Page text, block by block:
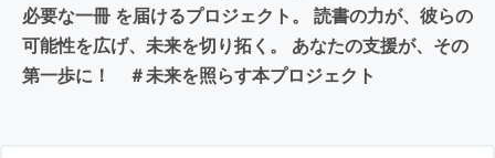
必要な一冊 を届けるプロジェクト。 読書の力が、彼らの
可能性を広げ、未来を切り拓く。 あなたの支援が、その
第一歩に！ ＃未来を照らす本プロジェクト